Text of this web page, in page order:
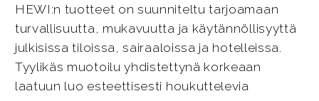
HEWI:n tuotteet on suunniteltu tarjoamaan
turvallisuutta, mukavuutta ja käytännöllisyyttä
julkisissa tiloissa, sairaaloissa ja hotelleissa.
Tyylikäs muotoilu yhdistettynä korkeaan
laatuun luo esteettisesti houkuttelevia